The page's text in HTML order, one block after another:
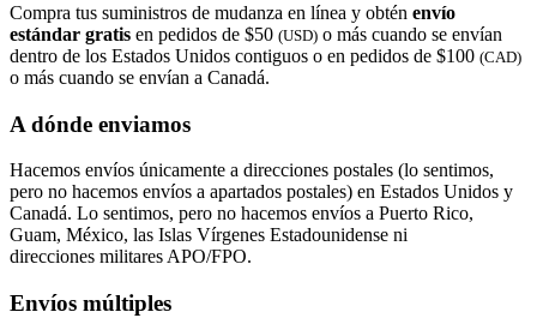
Compra tus suministros de mudanza en línea y obtén envío
estándar gratis en pedidos de $50 (USD) o más cuando se envían
dentro de los Estados Unidos contiguos o en pedidos de $100 (CAD)
o más cuando se envían a Canadá.
A dónde enviamos
Hacemos envíos únicamente a direcciones postales (lo sentimos,
pero no hacemos envíos a apartados postales) en Estados Unidos y
Canadá. Lo sentimos, pero no hacemos envíos a Puerto Rico,
Guam, México, las Islas Vírgenes Estadounidense ni
direcciones militares APO/FPO.
Envíos múltiples